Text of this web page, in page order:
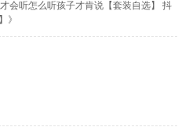
会听怎么听孩子才肯说【套装自选】 抖
》